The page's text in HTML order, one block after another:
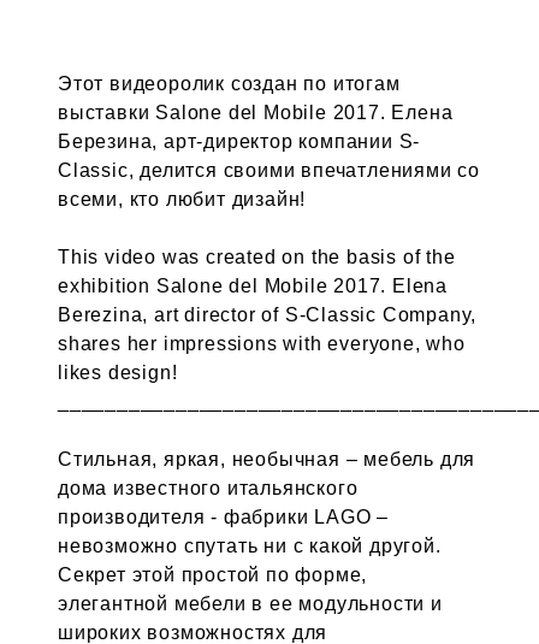
Этот видеоролик создан по итогам
выставки Salone del Mobile 2017. Елена
Березина, арт-директор компании S-
Classic, делится своими впечатлениями со
всеми, кто любит дизайн!
This video was created on the basis of the
exhibition Salone del Mobile 2017. Elena
Berezina, art director of S-Classic Company,
shares her impressions with everyone, who
likes design!
Стильная, яркая, необычная – мебель для
дома известного итальянского
производителя - фабрики LAGO –
невозможно спутать ни с какой другой.
Секрет этой простой по форме,
элегантной мебели в ее модульности и
широких возможностях для